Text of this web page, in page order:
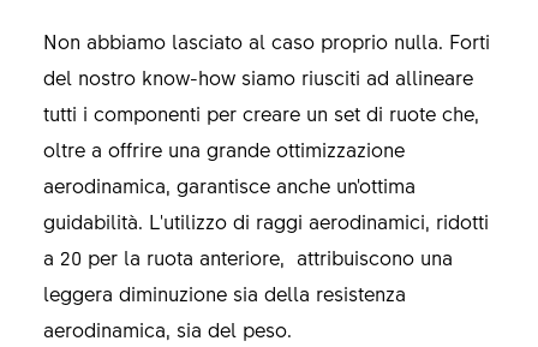
Non abbiamo lasciato al caso proprio nulla. Forti
del nostro know-how siamo riusciti ad allineare
tutti i componenti per creare un set di ruote che,
oltre a offrire una grande ottimizzazione
aerodinamica, garantisce anche un'ottima
guidabilità. L'utilizzo di raggi aerodinamici, ridotti
a 20 per la ruota anteriore, attribuiscono una
leggera diminuzione sia della resistenza
aerodinamica, sia del peso.